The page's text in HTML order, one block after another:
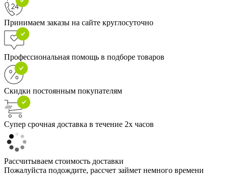
Принимаем заказы на сайте круглосуточно
Профессиональная помощь в подборе товаров
Скидки постоянным покупателям
Супер срочная доставка в течение 2х часов
Рассчитываем стоимость доставки
Пожалуйста подождите, рассчет займет немного времени